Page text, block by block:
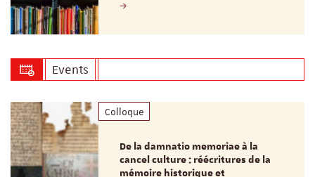
Events
Colloque
De la damnatio memoriae à la
cancel culture : réécritures de la
mémoire historique et